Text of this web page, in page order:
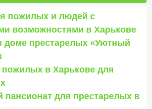
пожилых и людей с
возможностями в Харькове
доме престарелых «Уютный
пожилых в Харькове для
пансионат для престарелых в